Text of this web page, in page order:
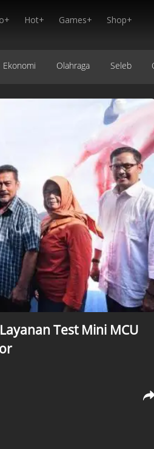
Hot+ Games+ Shop+
Ekonomi Olahraga Seleb
Test Mini MCU